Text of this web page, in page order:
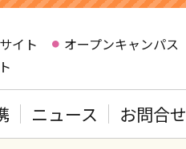
イト
オープンキャンパス
ニュース お問合せ